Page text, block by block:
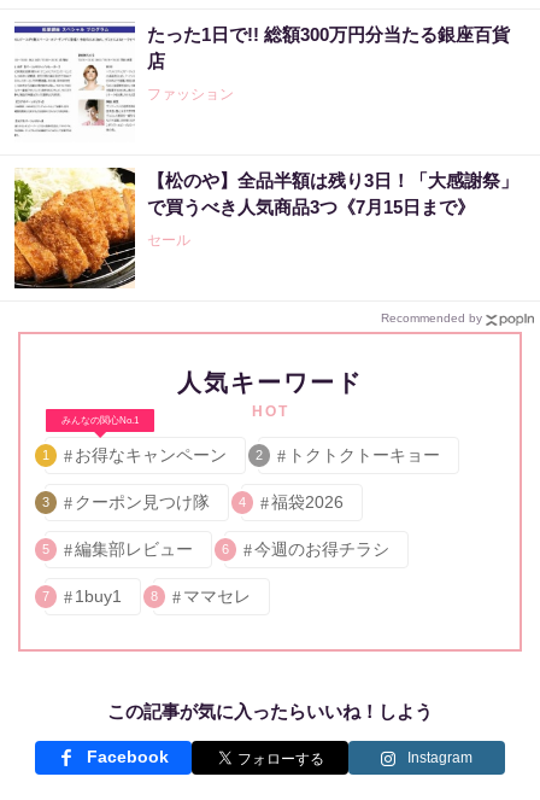
たった1日で!! 総額300万円分当たる銀座百貨
店
ファッション
【松のや】全品半額は残り3日！「大感謝祭」
で買うべき人気商品3つ《7月15日まで》
セール
Recommended by
人気キーワード
HOT
みんなの関心No.1
1 お得なキャンペーン 2 トクトクトーキョー
3 クーポン見つけ隊 4 福袋2026
5 編集部レビュー 6 今週のお得チラシ
7 1buy1 8 ママセレ
この記事が気に入ったらいいね！しよう
Facebook Instagram